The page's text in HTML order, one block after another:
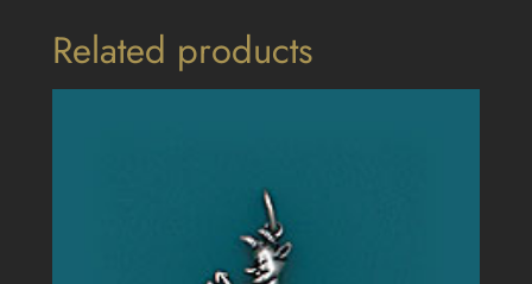
Related products